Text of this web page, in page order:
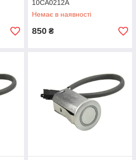
10CA0212A
Немає в наявності
850 ₴